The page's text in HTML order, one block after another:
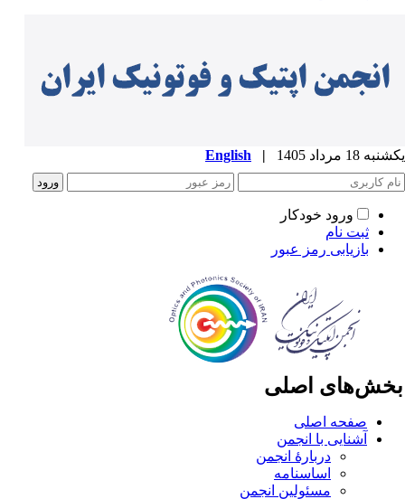
18 مرداد 1405 |
English
ورود خودکار
ثبت نام
بازیابی رمز عبور
اصلی
صفحه اصلی
آشنایی با انجمن
دربارۀ انجمن
اساسنامه
مسئولین انجمن